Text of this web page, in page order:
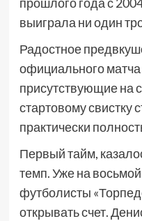
прошлого года с
выиграла ни один
Радостное
официального
присутствующие на
стартовому свистку
практически
Первый тайм,
темп. Уже на
футболисты
открывать счет.